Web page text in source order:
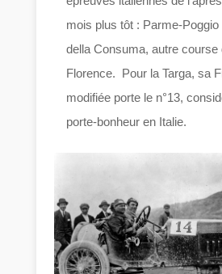
mois plus tôt : Parme-Poggio
della Consuma, autre course
Florence. Pour la Targa, sa
modifiée porte le n°13,
porte-bonheur en Italie.